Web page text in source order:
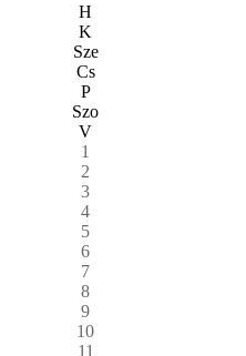
H
K
Sze
Cs
P
Szo
V
1
2
3
4
5
6
7
8
9
10
11